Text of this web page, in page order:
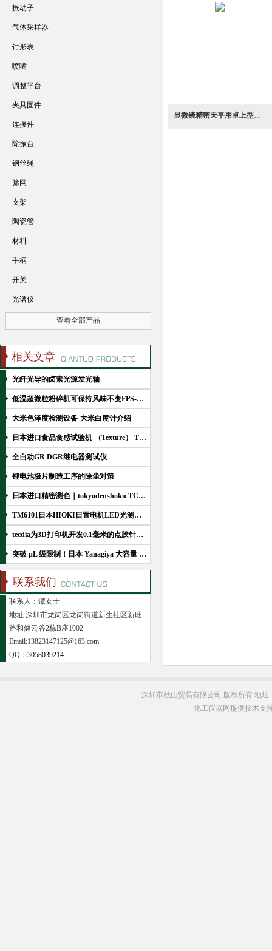
显微镜精密天平用卓上型高减振除振防振台
振动子
气体采样器
钳形表
喷嘴
调整平台
夹具固件
连接件
除振台
钢丝绳
筛网
支架
陶瓷管
材料
手柄
开关
光谱仪
查看全部产品
相关文章
光纤光导的卤素光源发光轴
低温超微粒粉碎机可保持风味不变FPS-1研磨技术原理
大米色泽度检测设备-大米白度计介绍
日本进口食品食感试验机 （Texture） TEX-100N
全自动GR DGR继电器测试仪
锂电池极片制造工序的除尘对策
日本进口精密测色｜tokyodenshoku TC-1800 MKIII分光色差计原理特点
TM6101日本HIOKI日置电机LED光测定器
tecdia为3D打印机开发0.1毫米的点胶针头的产品优势
突破 μL 级限制！日本 Yanagiya 大容量 PCR 装置
联系我们
联系人：谭女士
地址:深圳市龙岗区龙岗街道新生社区新旺
路和健云谷2栋B座1002
Email:13823147125@163.com
QQ： 3058039214
深圳市秋山贸易有限公司 版权所有 地
化工仪器网提供技术支